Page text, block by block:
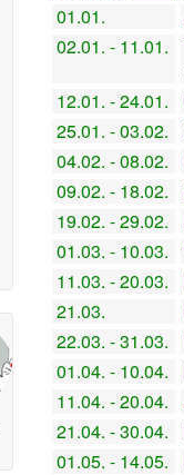
01.01.
02.01. - 11.01.
12.01. - 24.01.
25.01. - 03.02.
04.02. - 08.02.
09.02. - 18.02.
19.02. - 29.02.
01.03. - 10.03.
11.03. - 20.03.
21.03.
22.03. - 31.03.
01.04. - 10.04.
11.04. - 20.04.
21.04. - 30.04.
01.05. - 14.05.